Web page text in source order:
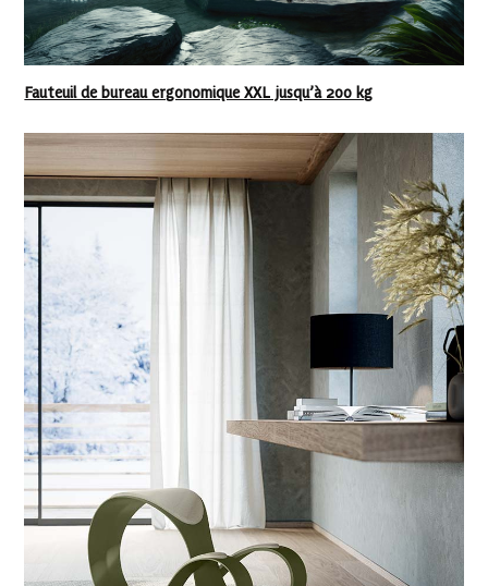
Fauteuil de bureau ergonomique XXL jusqu’à 200 kg